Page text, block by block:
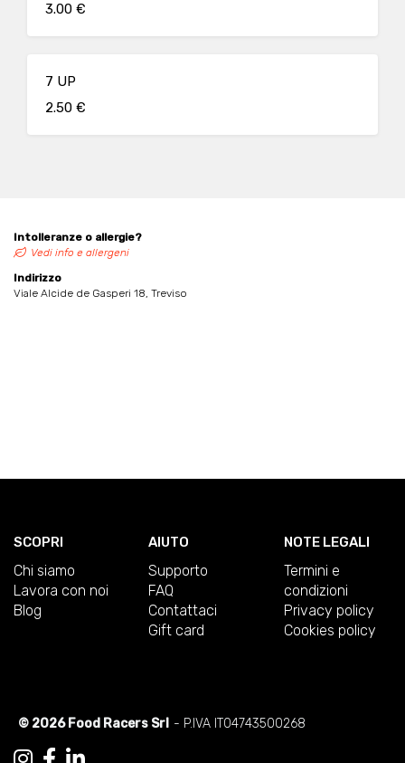
3.00 €
7 UP
2.50 €
Intolleranze o allergie?
Vedi info e allergeni
Indirizzo
Viale Alcide de Gasperi 18, Treviso
SCOPRI
Chi siamo
Lavora con noi
Blog
AIUTO
Supporto
FAQ
Contattaci
Gift card
NOTE LEGALI
Termini e
condizioni
Privacy policy
Cookies policy
© 2026 Food Racers Srl - P.IVA IT04743500268